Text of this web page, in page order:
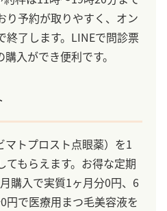
り予約が取りやすく、オン
終了します。LINEで問診票
入ができ便利です。
トプロスト点眼薬）を1
てもらえます。お得な定期
購入で実質1ヶ月分0円、6
円で医療用まつ毛美容液を